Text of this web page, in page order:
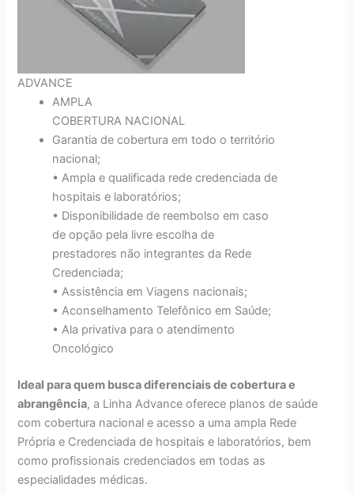
ADVANCE
AMPLA
COBERTURA NACIONAL
Garantia de cobertura em todo o território
nacional;
• Ampla e qualificada rede credenciada de
hospitais e laboratórios;
• Disponibilidade de reembolso em caso
de opção pela livre escolha de
prestadores não integrantes da Rede
Credenciada;
• Assistência em Viagens nacionais;
• Aconselhamento Telefônico em Saúde;
• Ala privativa para o atendimento
Oncológico
Ideal para quem busca diferenciais de cobertura e
abrangência, a Linha Advance oferece planos de saúde
com cobertura nacional e acesso a uma ampla Rede
Própria e Credenciada de hospitais e laboratórios, bem
como profissionais credenciados em todas as
especialidades médicas.